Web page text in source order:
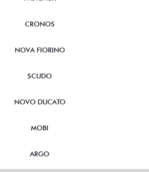
CRONOS
NOVA FIORINO
SCUDO
NOVO DUCATO
MOBI
ARGO